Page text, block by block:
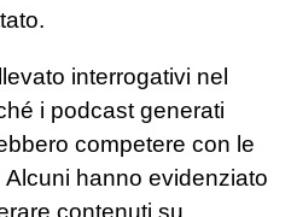
interrogativi nel
i podcast generati
competere con le
hanno evidenziato
contenuti su